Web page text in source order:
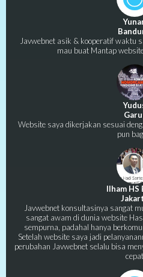
Javwebnet asik & kooperatif waktu
mau buat Mantap
Website saya dikerjakan sesuai
pun
Ilham HS
Javwebnet konsultasinya sangat
sangat awam di dunia website
sempurna, padahal hanya
Setelah website saya jadi
perubahan Javwebnet selalu bisa
cepat